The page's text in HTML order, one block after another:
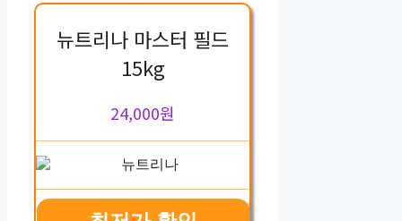
뉴트리나 마스터 필드
15kg
24,000원